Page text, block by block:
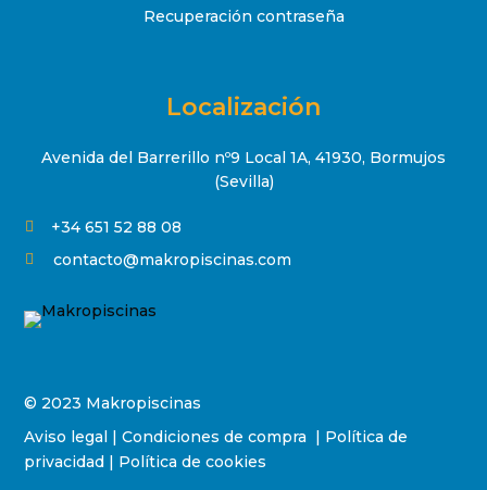
Recuperación contraseña
Localización
Avenida del Barrerillo nº9 Local 1A, 41930, Bormujos
(Sevilla)
 +34 651 52 88 08
 contacto@makropiscinas.com
© 2023 Makropiscinas
Aviso legal |Condiciones de compra | Política de
privacidad | Política de cookies